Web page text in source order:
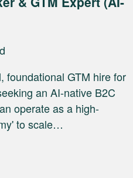
foundational GTM hire for
an AI-native B2C
operate as a high-
to scale…